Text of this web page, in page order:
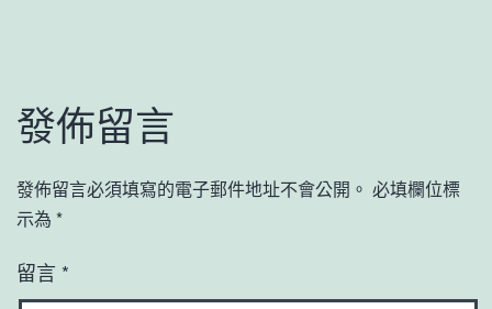
發佈留言
發佈留言必須填寫的電子郵件地址不會公開。 必填欄位標
示為 *
留言 *